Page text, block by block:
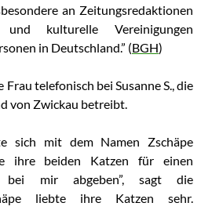
an Zeitungsredaktionen
kulturelle Vereinigungen
in Deutschland.” (BGH)
telefonisch bei Susanne S., die
von Zwickau betreibt.
sich mit dem Namen Zschäpe
ihre beiden Katzen für einen
bei mir abgeben”, sagt die
liebte ihre Katzen sehr.